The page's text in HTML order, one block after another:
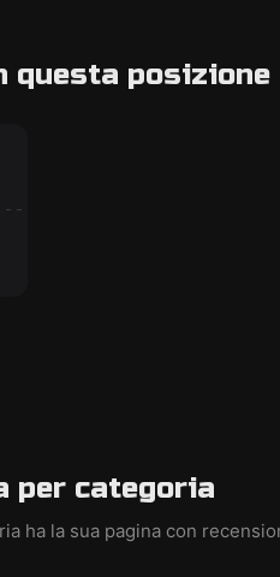
questa posizione
per categoria
ha la sua pagina con